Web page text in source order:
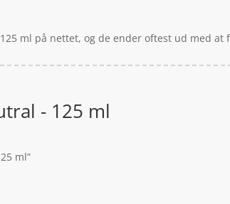
ml på nettet, og de ender oftest ud med
- 125 ml
ml”